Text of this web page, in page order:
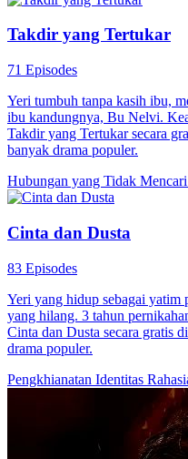
Takdir yang Tertukar
71 Episodes
Yeri tumbuh tanpa kasih ibu,
ibu kandungnya, Bu Nelvi.
Takdir yang Tertukar secara
banyak drama populer.
Hubungan yang Tidak
Cinta dan Dusta
83 Episodes
Yeri yang hidup sebagai yatim
yang hilang. 3 tahun
Cinta dan Dusta secara gratis
drama populer.
Pengkhianatan Identitas